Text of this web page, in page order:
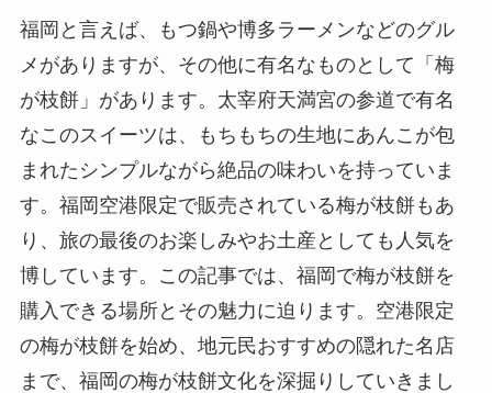
福岡と言えば、もつ鍋や博多ラーメンなどのグル
メがありますが、その他に有名なものとして「梅
が枝餅」があります。太宰府天満宮の参道で有名
なこのスイーツは、もちもちの生地にあんこが包
まれたシンプルながら絶品の味わいを持っていま
す。福岡空港限定で販売されている梅が枝餅もあ
り、旅の最後のお楽しみやお土産としても人気を
博しています。この記事では、福岡で梅が枝餅を
購入できる場所とその魅力に迫ります。空港限定
の梅が枝餅を始め、地元民おすすめの隠れた名店
まで、福岡の梅が枝餅文化を深掘りしていきまし